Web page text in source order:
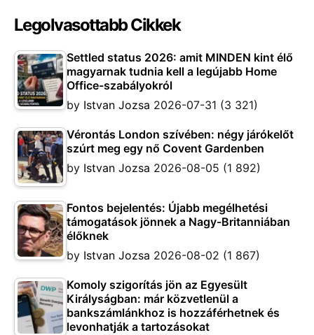
Legolvasottabb Cikkek
Settled status 2026: amit MINDEN kint élő
magyarnak tudnia kell a legújabb Home
Office-szabályokról
by Istvan Jozsa 2026-07-31 (3 321)
Vérontás London szívében: négy járókelőt
szúrt meg egy nő Covent Gardenben
by Istvan Jozsa 2026-08-05 (1 892)
Fontos bejelentés: Újabb megélhetési
támogatások jönnek a Nagy-Britanniában
élőknek
by Istvan Jozsa 2026-08-02 (1 867)
Komoly szigorítás jön az Egyesült
Királyságban: már közvetlenül a
bankszámlánkhoz is hozzáférhetnek és
levonhatják a tartozásokat